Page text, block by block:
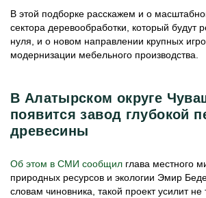
В этой подборке расскажем и о
сектора деревообработки, который будут
нуля, и о новом направлении крупных
модернизации мебельного производства.
В Алатырском округе
появится завод глубокой
древесины
Об этом в СМИ сообщил глава местного
природных ресурсов и экологии Эмир
словам чиновника, такой проект усилит не